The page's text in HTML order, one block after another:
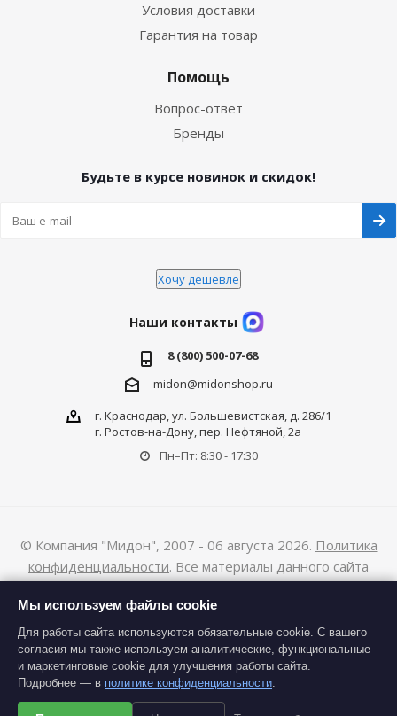
Условия доставки
Гарантия на товар
Помощь
Вопрос-ответ
Бренды
Будьте в курсе новинок и скидок!
Хочу дешевле
Наши контакты
8 (800) 500-07-68
midon@midonshop.ru
г. Краснодар, ул. Большевистская, д. 286/1
г. Ростов-на-Дону, пер. Нефтяной, 2а
Пн–Пт: 8:30 - 17:30
© Компания "Мидон", 2007 - 06 августа 2026. Политика
конфиденциальности. Все материалы данного сайта
Запрещается копирование, распространение (в том числе
путем копирования на другие сайты и ресурсы в Интернете)
или любое иное использование информации и объектов без
предварительного согласия правообладателя.
Мы используем файлы cookie
Для работы сайта используются обязательные cookie. С вашего
согласия мы также используем аналитические, функциональные
и маркетинговые cookie для улучшения работы сайта.
Подробнее — в политике конфиденциальности.